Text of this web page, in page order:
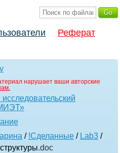
Реферат
нарушает ваши авторские
/ !Сделанные / Lab3 /
.doc